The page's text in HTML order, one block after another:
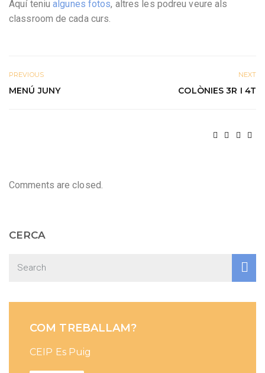
Aquí teniualgunes fotos, altres les podreu veure als
classroom de cada curs.
PREVIOUS
MENÚ JUNY
NEXT
COLÒNIES 3R I 4T
Comments are closed.
CERCA
COM TREBALLAM?
CEIP Es Puig